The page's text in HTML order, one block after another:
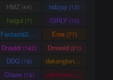
HMZ (44) hdzjoy (12)
haigui (7) GIRLY(10)
Fantasia3DArt (55)Eros (77)
Dnaddr(162) Dmoold (21)
DDG (16) dakonglong(20)
Chaos (15) callimohu (57)